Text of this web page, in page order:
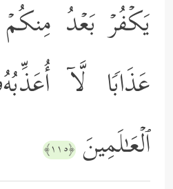
یَكۡفُرۡ بَعۡدُ مِنكُمۡ
عَذَابࣰا لَّاۤ
ٱلۡعَـٰلَمِینَ ﴿١١٥﴾